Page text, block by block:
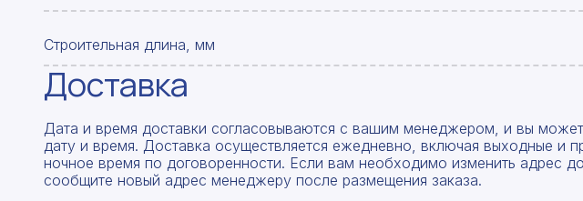
Строительная длина, мм
Доставка
Дата и время доставки согласовываются с вашим менеджером, и вы
дату и время. Доставка осуществляется ежедневно, включая выходные и
ночное время по договоренности. Если вам необходимо изменить адрес
сообщите новый адрес менеджеру после размещения заказа.